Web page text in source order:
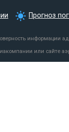
Прогноз
информации
или сайте